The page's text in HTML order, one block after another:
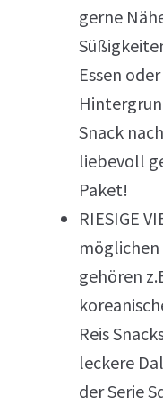
gerne
Essen
Snack
liebevoll
Paket!
RIESIGE
gehören
Reis
leckere
der Serie